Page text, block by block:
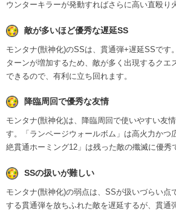
ウンターキラーが発動すればさらに高い直殴り
敵が多いほど優秀な遅延SS
モンタナ(獣神化)のSSは、貫通弾+遅延SSです
ターンが増加するため、敵が多く出現するクエ
できるので、有利に立ち回れます。
降臨周回で優秀な友情
モンタナ(獣神化)は、降臨周回で使いやすい友
す。「ランページウォールボム」は高火力かつ
絶貫通ホーミング12」は残った敵の殲滅に優秀
SSの扱いが難しい
モンタナ(獣神化)の弱点は、SSが扱いづらい点
する貫通弾を放ちふれた敵を遅延するが、貫通